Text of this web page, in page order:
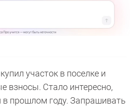
участок в поселке и
взносы. Стало интересно,
в прошлом году. Запрашивать